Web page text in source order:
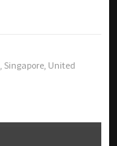
Singapore United